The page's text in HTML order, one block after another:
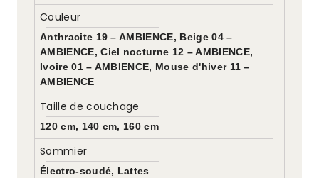
Couleur
Anthracite 19 – AMBIENCE, Beige 04 –
AMBIENCE, Ciel nocturne 12 – AMBIENCE,
Ivoire 01 – AMBIENCE, Mouse d'hiver 11 –
AMBIENCE
Taille de couchage
120 cm, 140 cm, 160 cm
Sommier
Électro-soudé, Lattes